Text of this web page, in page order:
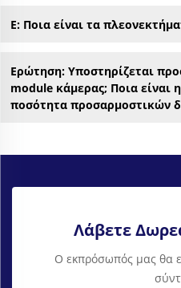
Ε: Ποια είναι τα
Ερώτηση: Υποστηρίζεται
module κάμερας; Ποια είναι
ποσότητα προσαρμοστικών
Λάβετε
Ο εκπρόσωπός μας θα